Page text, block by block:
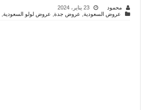
محمود
23 يناير، 2024
عروض السعودية, عروض جدة, عروض لولو السعودية,